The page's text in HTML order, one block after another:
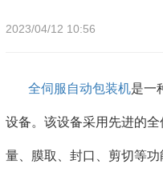
2023/04/12 10:56
全伺服自动包装机是一
设备。该设备采用先进的
量、膜取、封口、剪切等